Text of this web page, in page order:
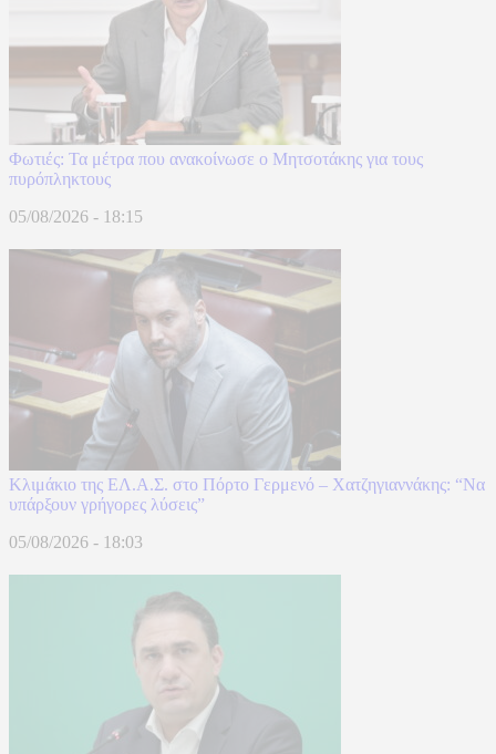
Φωτιές: Τα μέτρα που ανακοίνωσε ο Μητσοτάκης για τους
πυρόπληκτους
05/08/2026 - 18:15
Κλιμάκιο της ΕΛ.Α.Σ. στο Πόρτο Γερμενό – Χατζηγιαννάκης: “Να
υπάρξουν γρήγορες λύσεις”
05/08/2026 - 18:03